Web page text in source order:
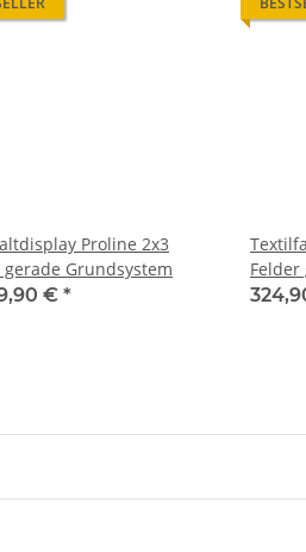
Proline 2x3
gerade Grundsystem
€ *